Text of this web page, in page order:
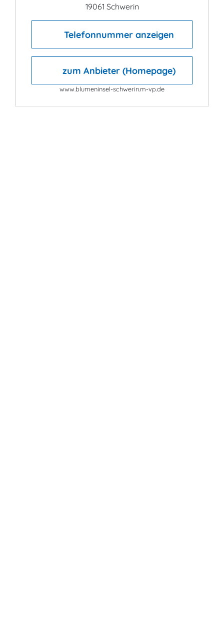
19061 Schwerin
Telefonnummer anzeigen
zum Anbieter (Homepage)
www.blumeninsel-schwerin.m-vp.de